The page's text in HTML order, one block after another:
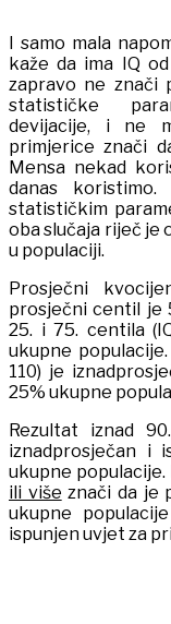
I samo mala
kaže da ima IQ
zapravo ne znači
statističke
devijacije, i ne
primjerice znači
Mensa nekad
danas
statističkim
oba slučaja riječ je
u populaciji.
Prosječni
prosječni centil je
25. i 75. centila
ukupne
110) je
25% ukupne
Rezultat iznad
iznadprosječan i
ukupne populacije.
ili više znači da je
ukupne
ispunjen uvjet za